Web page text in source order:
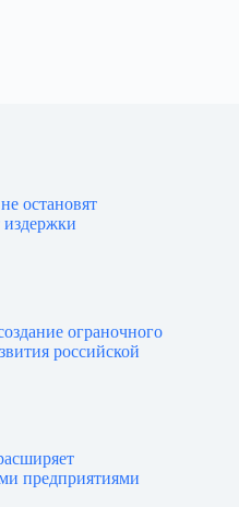
остановят
издержки
ограночного
российской
предприятиями